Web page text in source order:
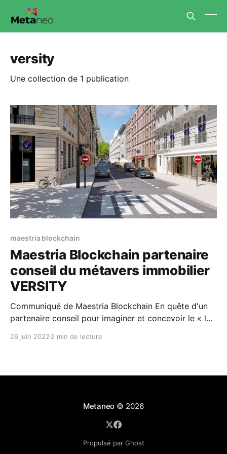
versity
Une collection de 1 publication
maestria blockchain
Maestria Blockchain partenaire
conseil du métavers immobilier
VERSITY
Communiqué de Maestria Blockchain En quête d'un
partenaire conseil pour imaginer et concevoir le « le
professionnels et aux particuliers », VERSITY a fait
26 juin 2022 2 min de lecture
Metaneo © 2026
Propulsé par Ghost